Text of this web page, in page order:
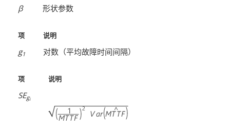
β 形状参数
项 说明
g1 对数（平均故障时间间隔）
项 说明
SEgi